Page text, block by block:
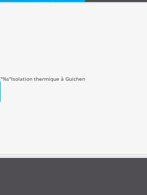
"%s"Isolation thermique à Guichen